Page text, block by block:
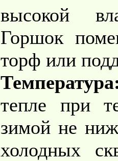
высокой
Горшок
торф или
тепле при
зимой не
холодных